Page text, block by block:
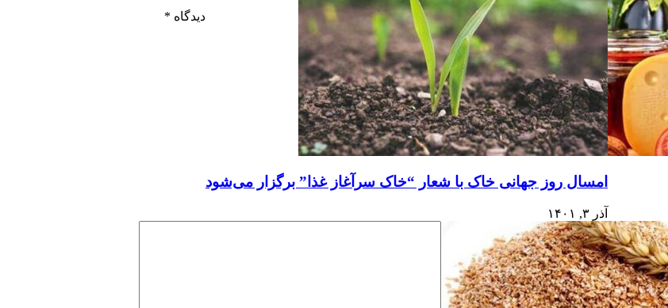
امسال روز جهانی خاک با شعار “خاک سرآغاز غذا” برگزار می‌شود
آذر ۳, ۱۴۰۱
دیدگاه *